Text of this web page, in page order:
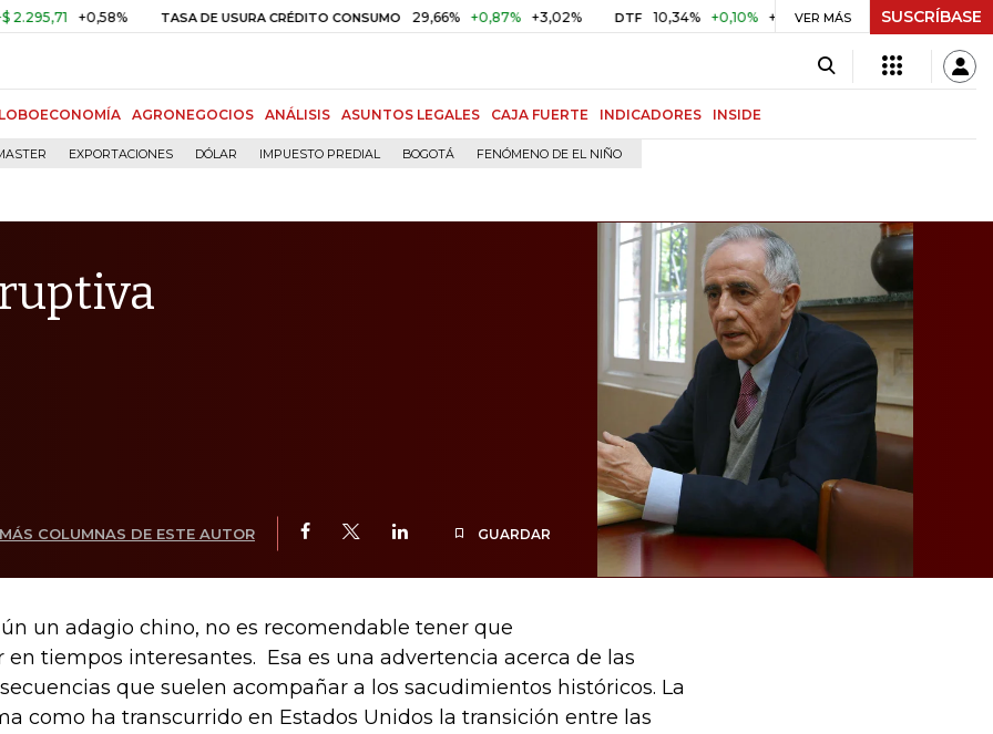
+0,58% TASA DE USURA CRÉDITO CONSUMO 29,66% +0,87% +3,02% DTF 10,34% +0,10% +0,98% UVR $ 416,81 +$ 0,05 +0,01%
VER MÁS SUSCRÍBASE
AGRONEGOCIOS ANÁLISIS ASUNTOS LEGALES CAJA FUERTE INDICADORES INSIDE
EXPORTACIONES DÓLAR IMPUESTO PREDIAL BOGOTÁ FENÓMENO DE EL NIÑO
MÁS COLUMNAS DE ESTE AUTOR GUARDAR
un adagio chino, no es recomendable tener que
en tiempos interesantes. Esa es una advertencia acerca de las
que suelen acompañar a los sacudimientos históricos. La
como ha transcurrido en Estados Unidos la transición entre las